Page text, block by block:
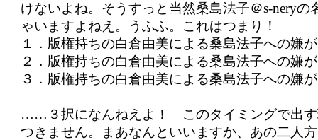
けないよね。そうすっと当然桑島法子＠s-neryの
ゃいますよねえ。うふふ。これはつまり！
１．版権持ちの白倉由美による桑島法子への嫌
２．版権持ちの白倉由美による桑島法子への嫌
３．版権持ちの白倉由美による桑島法子への嫌
……３択になんねえよ！ このタイミングで出す
つきません。まあなんといいますか、あの二人